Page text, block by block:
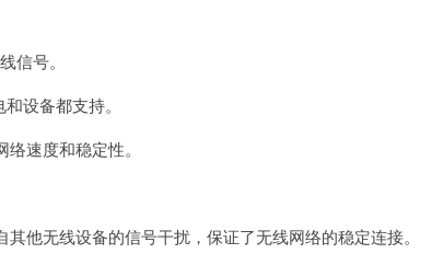
号。
设备都支持。
速度和稳定性。
无线设备的信号干扰，保证了无线网络的稳定连接。